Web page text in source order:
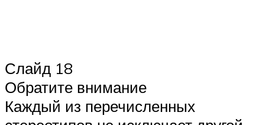
Слайд 18
Обратите внимание
Каждый из перечисленных